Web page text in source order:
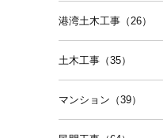
港湾土木工事（26）
土木工事（35）
マンション（39）